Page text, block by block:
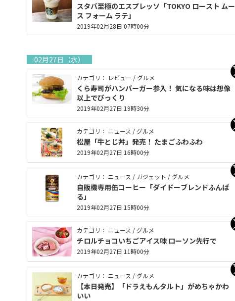
スタバ至極のエスプレッソ「TOKYO ロースト ムー
ス フォーム ラテ」
2019年02月28日 07時00分
02月27日（水）
カテゴリ： レビュー / グルメ
くら寿司がハンバーガー参入！ 気になる味は想像
以上でびっくり
2019年02月27日 19時30分
カテゴリ： ニュース / グルメ
松屋「牛とじ丼」発売！ たまごふわふわ
2019年02月27日 16時00分
カテゴリ： ニュース / ガジェット / グルメ
自販機専用缶コーヒー「ダイドーブレンドふんば
る」
2019年02月27日 15時00分
カテゴリ： ニュース / グルメ
チロルチョコいちごアイス味 ローソン先行で
2019年02月27日 11時00分
カテゴリ： ニュース / グルメ
【本日発売】「ドラえもんタルト」がめちゃかわ
いい